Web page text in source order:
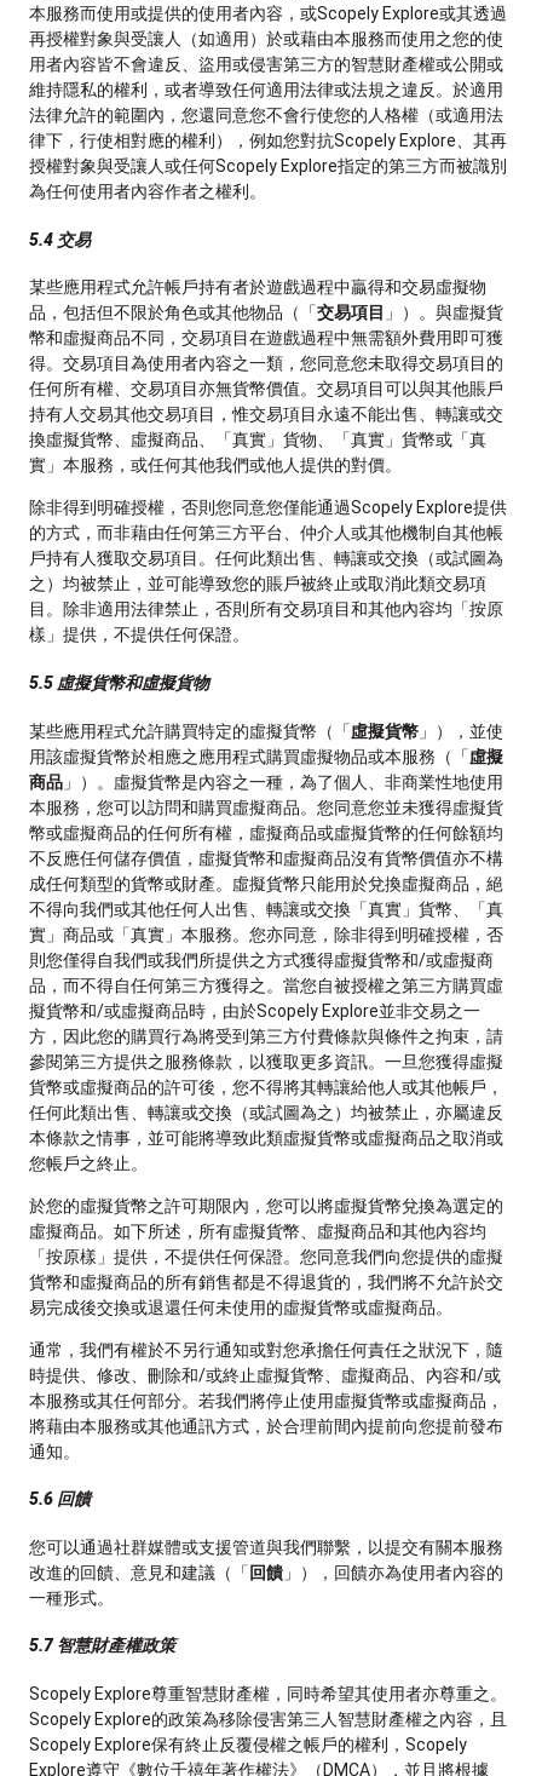
本服務而使用或提供的使用者內容，或Scopely Explore或其透過
再授權對象與受讓人（如適用）於或藉由本服務而使用之您的使
用者內容皆不會違反、盜用或侵害第三方的智慧財產權或公開或
維持隱私的權利，或者導致任何適用法律或法規之違反。於適用
法律允許的範圍內，您還同意您不會行使您的人格權（或適用法
律下，行使相對應的權利），例如您對抗Scopely Explore、其再
授權對象與受讓人或任何Scopely Explore指定的第三方而被識別
為任何使用者內容作者之權利。
5.4 交易
某些應用程式允許帳戶持有者於遊戲過程中贏得和交易虛擬物
品，包括但不限於角色或其他物品（「交易項目 」）。與虛擬貨
幣和虛擬商品不同，交易項目在遊戲過程中無需額外費用即可獲
得。交易項目為使用者內容之一類，您同意您未取得交易項目的
任何所有權、交易項目亦無貨幣價值。交易項目可以與其他賬戶
持有人交易其他交易項目，惟交易項目永遠不能出售、轉讓或交
換虛擬貨幣、虛擬商品、「真實」貨物、「真實」貨幣或「真
實」本服務，或任何其他我們或他人提供的對價。
除非得到明確授權，否則您同意您僅能通過Scopely Explore提供
的方式，而非藉由任何第三方平台、仲介人或其他機制自其他帳
戶持有人獲取交易項目。任何此類出售、轉讓或交換（或試圖為
之）均被禁止，並可能導致您的賬戶被終止或取消此類交易項
目。除非適用法律禁止，否則所有交易項目和其他內容均「按原
樣」提供，不提供任何保證。
5.5 虛擬貨幣和虛擬貨物
某些應用程式允許購買特定的虛擬貨幣（「虛擬貨幣 」），並使
用該虛擬貨幣於相應之應用程式購買虛擬物品或本服務（「虛擬
商品 」）。虛擬貨幣是內容之一種，為了個人、非商業性地使用
本服務，您可以訪問和購買虛擬商品。您同意您並未獲得虛擬貨
幣或虛擬商品的任何所有權，虛擬商品或虛擬貨幣的任何餘額均
不反應任何儲存價值，虛擬貨幣和虛擬商品沒有貨幣價值亦不構
成任何類型的貨幣或財產。虛擬貨幣只能用於兌換虛擬商品，絕
不得向我們或其他任何人出售、轉讓或交換「真實」貨幣、「真
實」商品或「真實」本服務。您亦同意，除非得到明確授權，否
則您僅得自我們或我們所提供之方式獲得虛擬貨幣和/或虛擬商
品，而不得自任何第三方獲得之。當您自被授權之第三方購買虛
擬貨幣和/或虛擬商品時，由於Scopely Explore並非交易之一
方，因此您的購買行為將受到第三方付費條款與條件之拘束，請
參閱第三方提供之服務條款，以獲取更多資訊。一旦您獲得虛擬
貨幣或虛擬商品的許可後，您不得將其轉讓給他人或其他帳戶，
任何此類出售、轉讓或交換（或試圖為之）均被禁止，亦屬違反
本條款之情事，並可能將導致此類虛擬貨幣或虛擬商品之取消或
您帳戶之終止。
於您的虛擬貨幣之許可期限內，您可以將虛擬貨幣兌換為選定的
虛擬商品。如下所述，所有虛擬貨幣、虛擬商品和其他內容均
「按原樣」提供，不提供任何保證。您同意我們向您提供的虛擬
貨幣和虛擬商品的所有銷售都是不得退貨的，我們將不允許於交
易完成後交換或退還任何未使用的虛擬貨幣或虛擬商品。
通常，我們有權於不另行通知或對您承擔任何責任之狀況下，隨
時提供、修改、刪除和/或終止虛擬貨幣、虛擬商品、內容和/或
本服務或其任何部分。若我們將停止使用虛擬貨幣或虛擬商品，
將藉由本服務或其他通訊方式，於合理前間內提前向您提前發布
通知。
5.6 回饋
您可以通過社群媒體或支援管道與我們聯繫，以提交有關本服務
改進的回饋、意見和建議（「 回饋 」），回饋亦為使用者內容的
一種形式。
5.7 智慧財產權政策
Scopely Explore尊重智慧財產權，同時希望其使用者亦尊重之。
Scopely Explore的政策為移除侵害第三人智慧財產權之內容，且
Scopely Explore保有終止反覆侵權之帳戶的權利，Scopely
Explore遵守《數位千禧年著作權法》（DMCA），並且將根據